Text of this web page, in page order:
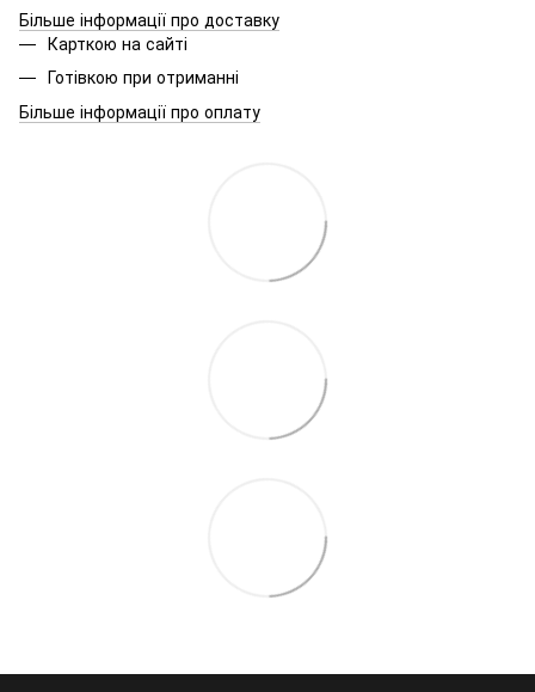
Більше інформації про доставку
Карткою на сайті
Готівкою при отриманні
Більше інформації про оплату